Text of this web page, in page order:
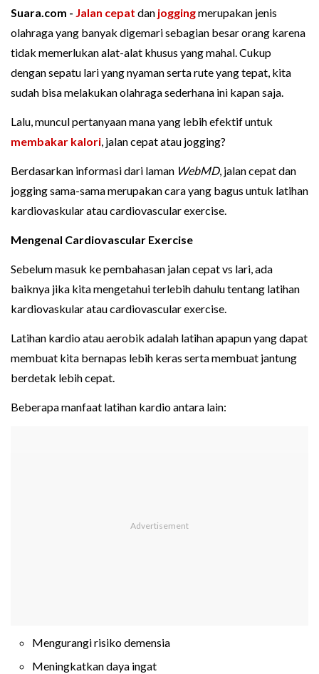
Suara.com - Jalan cepat dan joggingmerupakan jenis
olahraga yang banyak digemari sebagian besar orang karena
tidak memerlukan alat-alat khusus yang mahal. Cukup
dengan sepatu lari yang nyaman serta rute yang tepat, kita
sudah bisa melakukan olahraga sederhana ini kapan saja.
Lalu, muncul pertanyaan mana yang lebih efektif untuk
membakar kalori, jalan cepat atau jogging?
Berdasarkan informasi dari laman WebMD, jalan cepat dan
jogging sama-sama merupakan cara yang bagus untuk latihan
kardiovaskular atau cardiovascular exercise.
Mengenal Cardiovascular Exercise
Sebelum masuk ke pembahasan jalan cepat vs lari, ada
baiknya jika kita mengetahui terlebih dahulu tentang latihan
kardiovaskular atau cardiovascular exercise.
Latihan kardio atau aerobik adalah latihan apapun yang dapat
membuat kita bernapas lebih keras serta membuat jantung
berdetak lebih cepat.
Beberapa manfaat latihan kardio antara lain:
Mengurangi risiko demensia
Meningkatkan daya ingat